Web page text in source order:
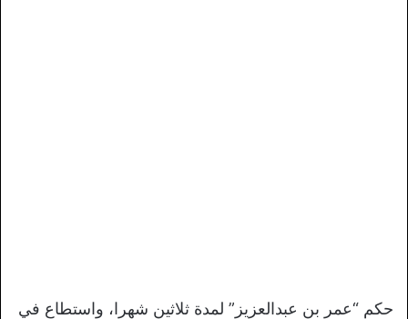
حكم “عمر بن عبدالعزيز” لمدة ثلاثين شهرا، واستطاع في